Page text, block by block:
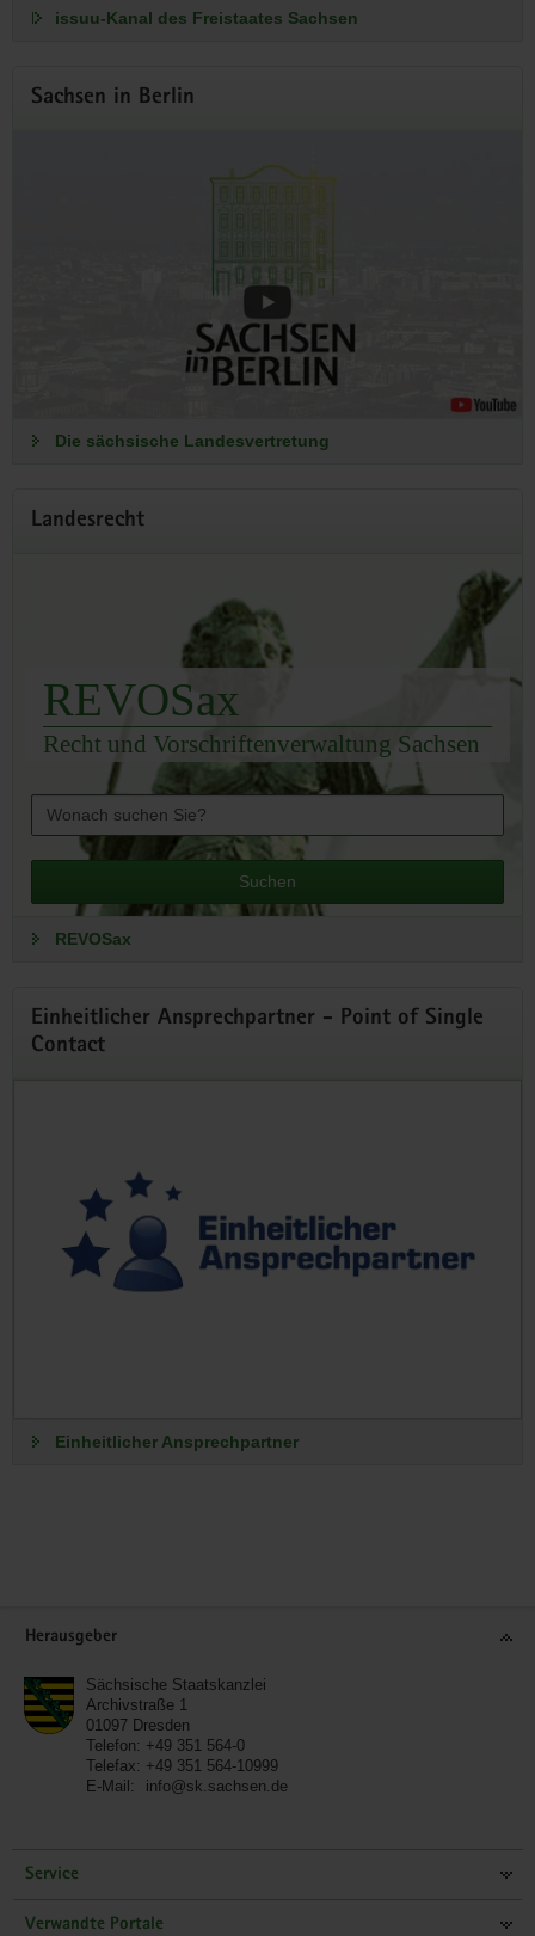
issuu-Kanal des Freistaates Sachsen
Sachsen in Berlin
Die sächsische Landesvertretung
Landesrecht
REVOSax
Recht und Vorschriftenverwaltung Sachsen
Suchen
REVOSax
Einheitlicher Ansprechpartner - Point of Single
Contact
Einheitlicher Ansprechpartner
Herausgeber
Sächsische Staatskanzlei
Archivstraße 1
01097 Dresden
Telefon: +49 351 564-0
Telefax: +49 351 564-10999
E-Mail:
info@sk.sachsen.de
Service
Verwandte Portale